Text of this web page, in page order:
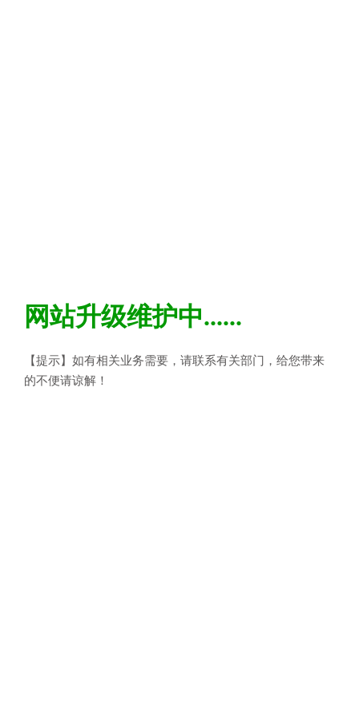
网站升级维护中......
【提示】如有相关业务需要，请联系有关部门，给您带来
的不便请谅解！